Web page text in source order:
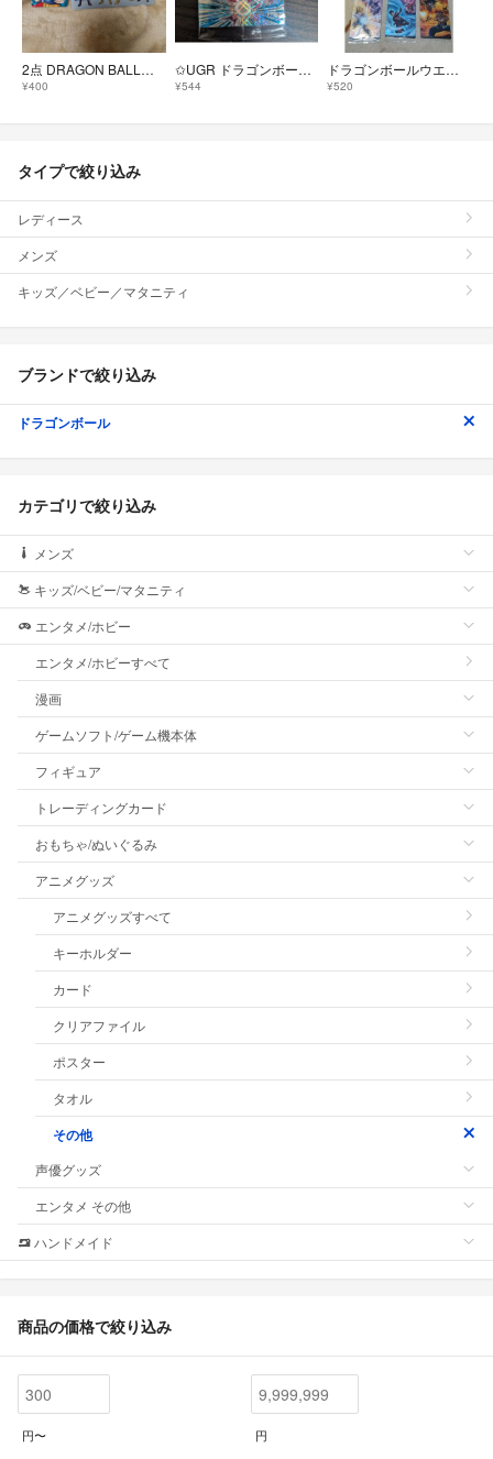
2点 DRAGON BALL超 SUPER HERO ナツコミ ステッカー
¥400
✩UGR ドラゴンボール 超戦士シールウエハース超 15 孫悟空
¥544
ドラゴンボールウエハース
¥520
タイプで絞り込み
レディース
メンズ
キッズ／ベビー／マタニティ
ブランドで絞り込み
ドラゴンボール
カテゴリで絞り込み
メンズ
キッズ/ベビー/マタニティ
エンタメ/ホビー
エンタメ/ホビーすべて
漫画
ゲームソフト/ゲーム機本体
フィギュア
トレーディングカード
おもちゃ/ぬいぐるみ
アニメグッズ
アニメグッズすべて
キーホルダー
カード
クリアファイル
ポスター
タオル
その他
声優グッズ
エンタメ その他
ハンドメイド
商品の価格で絞り込み
円〜 円